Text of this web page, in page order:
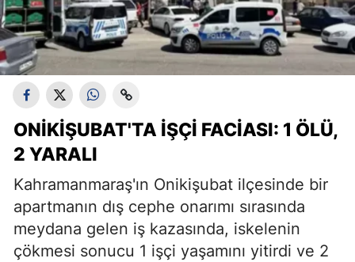
ONIKIŞUBAT'TA İŞÇI FACIASI: 1 ÖLÜ,
2 YARALI
Kahramanmaraş'ın Onikişubat ilçesinde bir
apartmanın dış cephe onarımı sırasında
meydana gelen iş kazasında, iskelenin
çökmesi sonucu 1 işçi yaşamını yitirdi ve 2